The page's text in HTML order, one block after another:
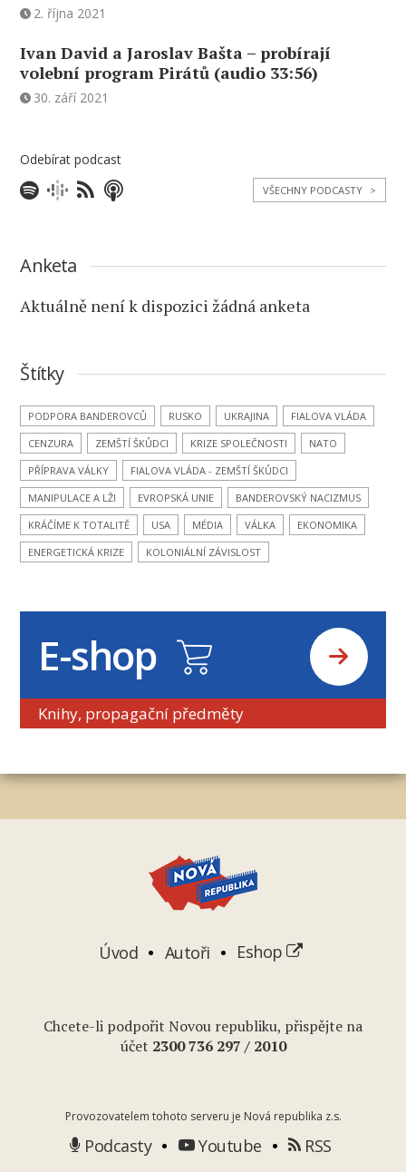
2. října 2021
Ivan David a Jaroslav Bašta – probírají
volební program Pirátů (audio 33:56)
30. září 2021
Odebírat podcast
VŠECHNY PODCASTY >
Anketa
Aktuálně není k dispozici žádná anketa
Štítky
PODPORA BANDEROVCŮ RUSKO UKRAJINA
FIALOVA VLÁDA
CENZURA
ZEMŠTÍ ŠKŮDCI KRIZE SPOLEČNOSTI
NATO
PŘÍPRAVA VÁLKY
FIALOVA VLÁDA - ZEMŠTÍ ŠKŮDCI
MANIPULACE A LŽI
EVROPSKÁ UNIE
BANDEROVSKÝ NACIZMUS
KRÁČÍME K TOTALITĚ
USA MÉDIA VÁLKA
EKONOMIKA
ENERGETICKÁ KRIZE
KOLONIÁLNÍ ZÁVISLOST
E-shop
Knihy, propagační předměty
Úvod Autoři Eshop
Chcete-li podpořit Novou republiku, přispějte na
účet 2300 736 297 / 2010
Provozovatelem tohoto serveru je Nová republika z.s.
Podcasty Youtube RSS